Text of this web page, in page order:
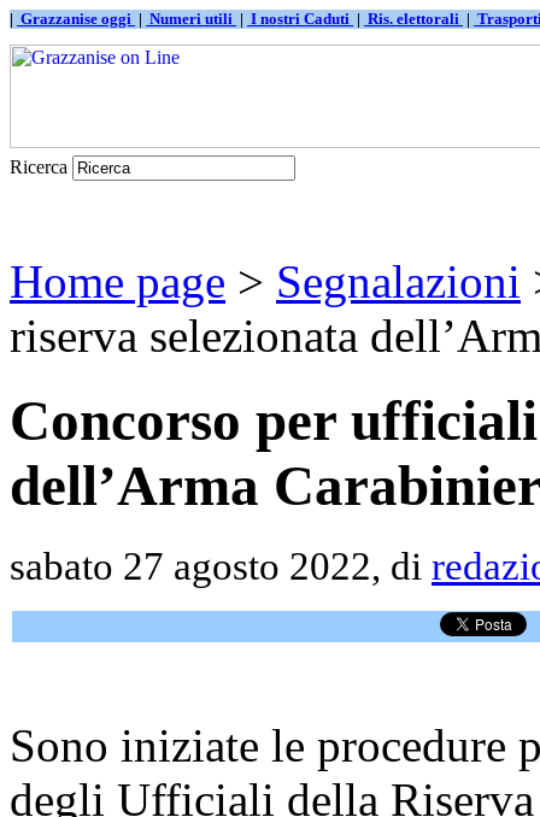
| Grazzanise oggi | Numeri utili | I nostri Caduti | Ris. elettorali |
Ricerca
Home page > Segnalazioni
riserva selezionata
Concorso per
dell’Arma
sabato 27 agosto 2022, di
Sono iniziate le procedure
degli Ufficiali della